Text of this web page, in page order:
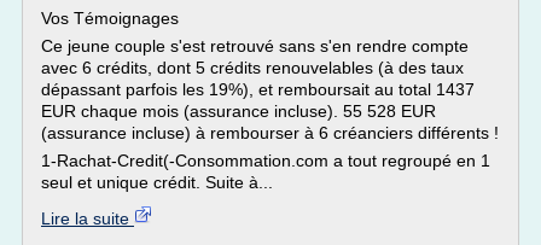
Vos Témoignages
Ce jeune couple s'est retrouvé sans s'en rendre compte
avec 6 crédits, dont 5 crédits renouvelables (à des taux
dépassant parfois les 19%), et remboursait au total 1437
EUR chaque mois (assurance incluse). 55 528 EUR
(assurance incluse) à rembourser à 6 créanciers différents !
1-Rachat-Credit(-Consommation.com a tout regroupé en 1
seul et unique crédit. Suite à...
Lire la suite